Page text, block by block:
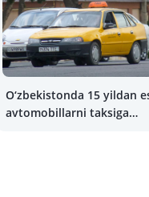
O‘zbekistonda 15 yildan
avtomobillarni taksiga